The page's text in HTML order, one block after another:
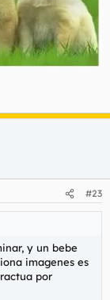
#23
y un bebe
imagenes es
por